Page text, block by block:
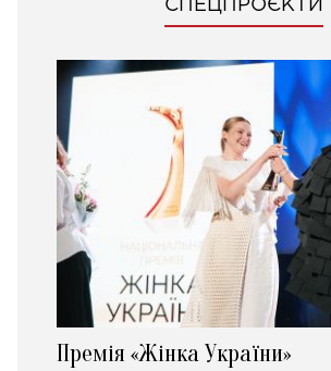
СПЕЦПРОЄКТИ
Премія «Жінка України»